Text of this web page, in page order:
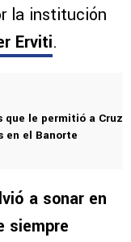
la institución
Erviti.
que le permitió a Cruz
en el Banorte
a sonar en
siempre